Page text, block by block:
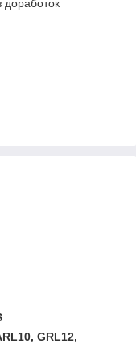
доработок
GRL12,